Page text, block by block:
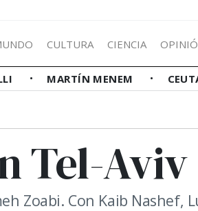
CULTURA CIENCIA
MARTÍN MENEM
Tel-Aviv
Zoabi. Con Kaib Nashef,